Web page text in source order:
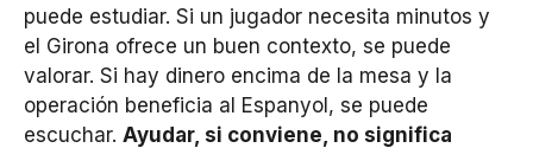
puede estudiar. Si un jugador necesita minutos y
el Girona ofrece un buen contexto, se puede
valorar. Si hay dinero encima de la mesa y la
operación beneficia al Espanyol, se puede
escuchar. Ayudar, si conviene, no significa